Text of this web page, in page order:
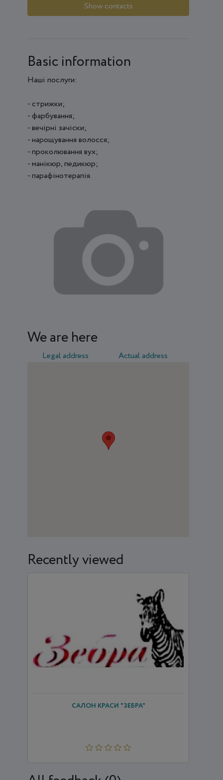
Show contacts
Basic information
Наші послуги:
- стрижки;
- фарбування;
- вечірні зачіски;
- нарощування волосся;
- проколювання вух;
- манікюр, педикюр;
- парафінотерапія.
We are here
Legal address Actual address
Recently viewed
САЛОН КРАСИ "ЗЕБРА"